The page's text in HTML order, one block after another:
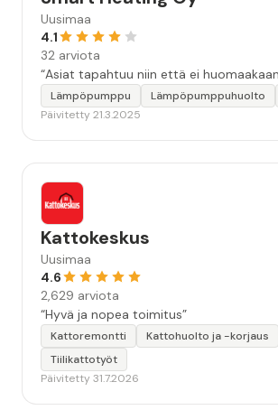
Uusimaa
4.1
32 arviota
“Asiat tapahtuu niin että ei
Lämpöpumppu Lämpöpumppuhuolto
Päivitetty 21.3.2025
Kattokeskus
Uusimaa
4.6
2,629 arviota
“Hyvä ja nopea toimitus”
Kattoremontti
Kattohuolto ja -korjaus
Tiilikattotyöt
Päivitetty 31.7.2026